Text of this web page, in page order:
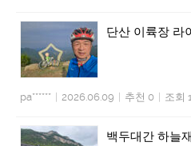
단산 이륙장 라
pa****** 2026.06.09 추천 0 조회
백두대간 하늘